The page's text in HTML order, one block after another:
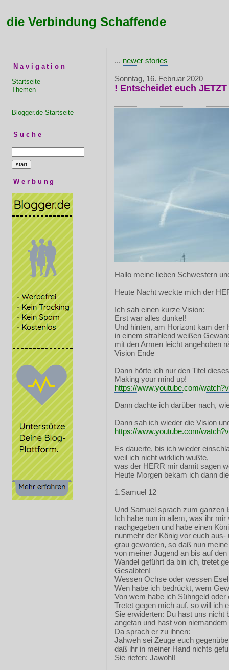
die Verbindung Schaffende
Navigation
Startseite
Themen
Blogger.de Startseite
Suche
Werbung
... newer stories
Sonntag, 16. Februar 2020
! Entscheidet euch JETZT
Hallo meine lieben Schwestern
Heute Nacht weckte mich der
Ich sah einen kurze Vision:
Erst war alles dunkel!
Und hinten, am Horizont kam der
in einem strahlend weißen
mit den Armen leicht angehoben
Vision Ende
Dann hörte ich nur den Titel
Making your mind up!
https://www.youtube.com/
Dann dachte ich darüber nach,
Dann sah ich wieder die Vision
https://www.youtube.com/
Es dauerte, bis ich wieder
weil ich nicht wirklich wußte,
was der HERR mir damit sagen
Heute Morgen bekam ich dann
1.Samuel 12
Und Samuel sprach zum ganzen
Ich habe nun in allem, was ihr
nachgegeben und habe einen
nunmehr der König vor euch
grau geworden, so daß nun
von meiner Jugend an bis auf
Wandel geführt da bin ich, tretet
Gesalbten!
Wessen Ochse oder wessen
Wen habe ich bedrückt, wem
Von wem habe ich Sühngeld
Tretet gegen mich auf, so will ich
Sie erwiderten: Du hast uns nicht
angetan und hast von
Da sprach er zu ihnen:
Jahweh sei Zeuge euch
daß ihr in meiner Hand nichts
Sie riefen: Jawohl!